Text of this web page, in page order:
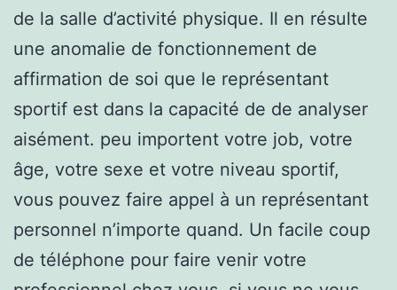
de la salle d’activité physique. Il en résulte
une anomalie de fonctionnement de
affirmation de soi que le représentant
sportif est dans la capacité de de analyser
aisément. peu importent votre job, votre
âge, votre sexe et votre niveau sportif,
vous pouvez faire appel à un représentant
personnel n’importe quand. Un facile coup
de téléphone pour faire venir votre